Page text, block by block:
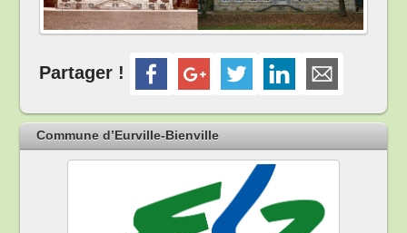
Partager !
Commune d’Eurville-Bienville